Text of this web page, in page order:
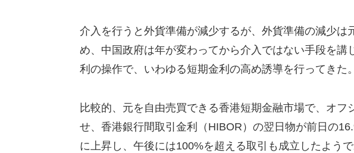
介入を行うと外貨準備が減少するが、外貨準備の減少は
め、中国政府は年が変わってから介入ではない手段を講
利の操作で、いわゆる短期金利の高め誘導を行ってきた。
比較的、元を自由売買できる香港短期金融市場で、オフ
せ、香港銀行間取引金利（HIBOR）の翌日物が前日の
に上昇し、午後には100%を超える取引も成立したよう